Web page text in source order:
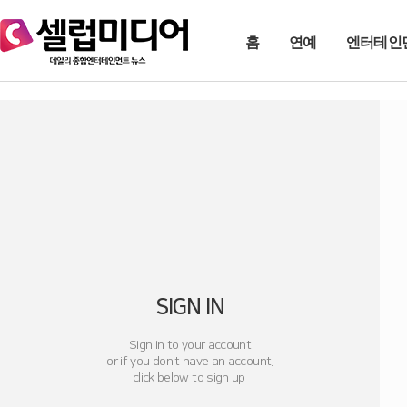
홈 연예 엔터테인
SIGN IN
Sign in to your account
or if you don't have an account.
click below to sign up.